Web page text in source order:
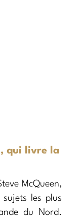
qui livre la
McQueen,
les plus
du Nord.